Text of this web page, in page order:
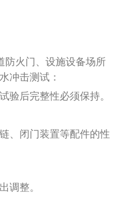
防火门、设施设备场所
冲击测试：
验后完整性必须保持。
、闭门装置等配件的性
调整。